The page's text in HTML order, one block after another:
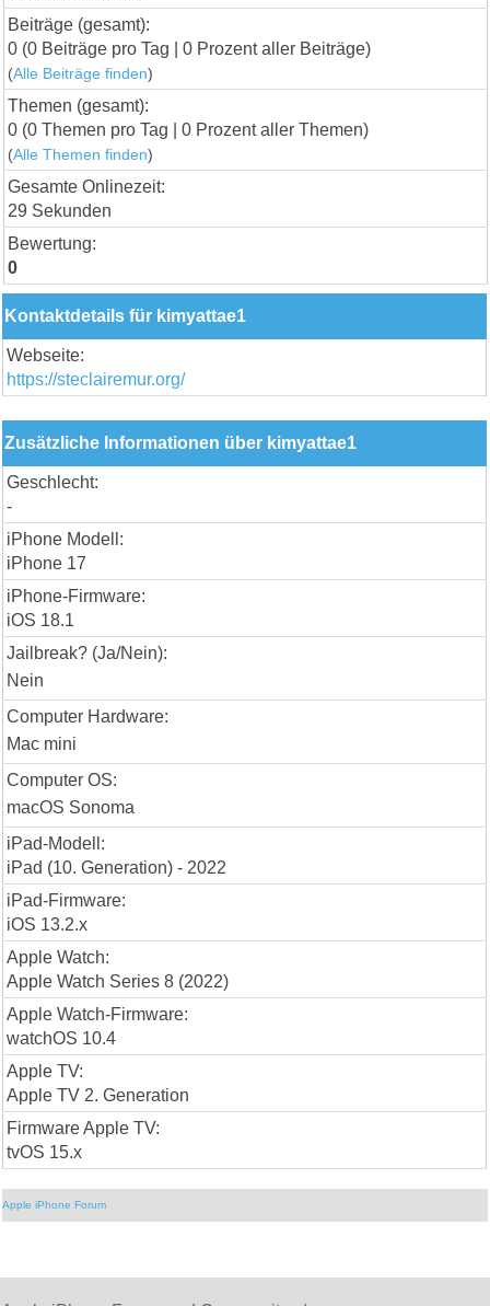
Beiträge (gesamt):
0 (0 Beiträge pro Tag | 0 Prozent aller Beiträge)
(Alle Beiträge finden)
Themen (gesamt):
0 (0 Themen pro Tag | 0 Prozent aller Themen)
(Alle Themen finden)
Gesamte Onlinezeit:
29 Sekunden
Bewertung:
0
Kontaktdetails für kimyattae1
Webseite:
https://steclairemur.org/
Zusätzliche Informationen über kimyattae1
Geschlecht:
-
iPhone Modell:
iPhone 17
iPhone-Firmware:
iOS 18.1
Jailbreak? (Ja/Nein):
Nein
Computer Hardware:
Mac mini
Computer OS:
macOS Sonoma
iPad-Modell:
iPad (10. Generation) - 2022
iPad-Firmware:
iOS 13.2.x
Apple Watch:
Apple Watch Series 8 (2022)
Apple Watch-Firmware:
watchOS 10.4
Apple TV:
Apple TV 2. Generation
Firmware Apple TV:
tvOS 15.x
Apple iPhone Forum